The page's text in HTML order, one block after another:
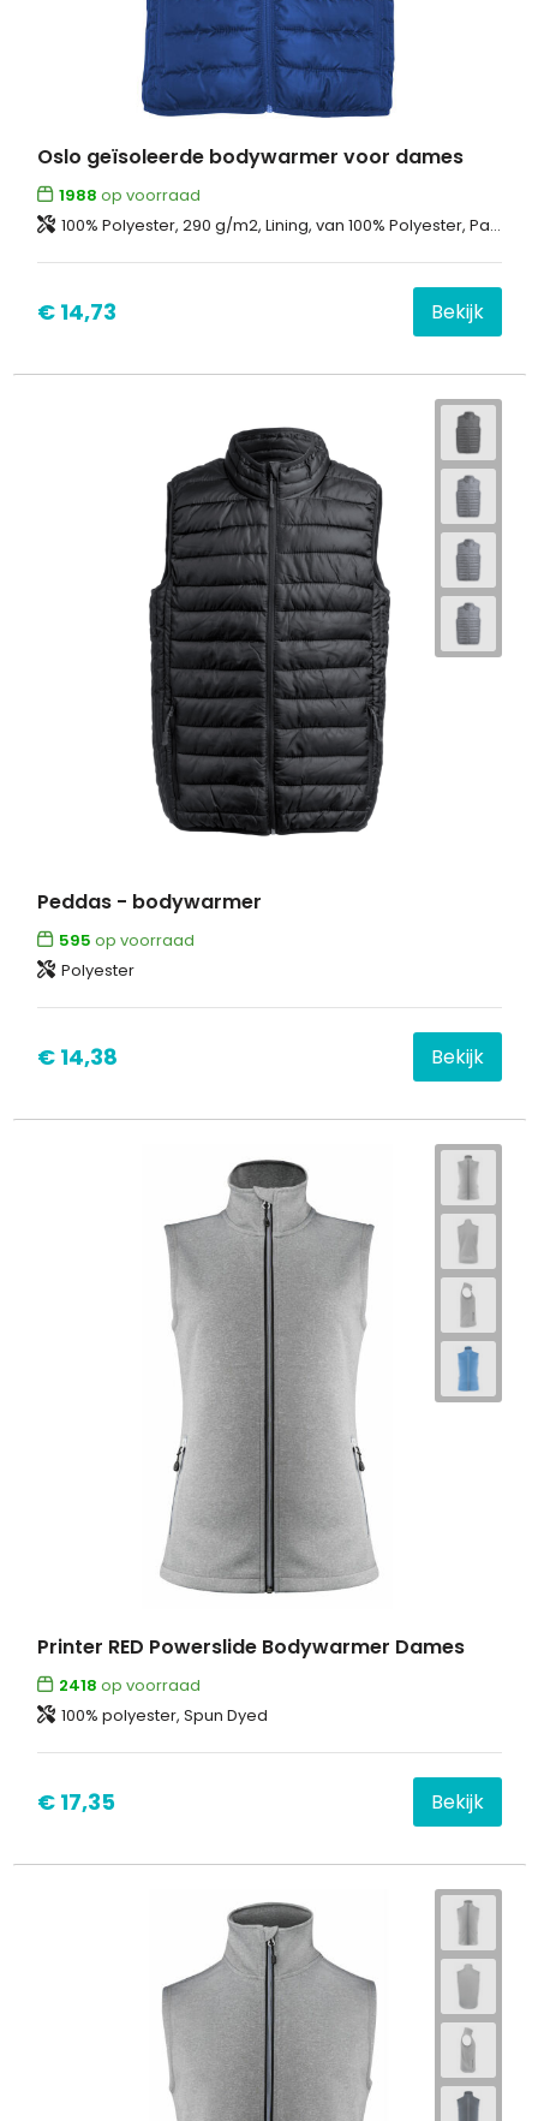
Oslo geïsoleerde bodywarmer voor dames
1988 op voorraad
100% Polyester, 290 g/m2, Lining, van 100% Polyester, Padding/filling, van 100% Polyester
€ 14,73 Bekijk
Peddas - bodywarmer
595 op voorraad
Polyester
€ 14,38 Bekijk
Printer RED Powerslide Bodywarmer Dames
2418 op voorraad
100% polyester, Spun Dyed
€ 17,35 Bekijk